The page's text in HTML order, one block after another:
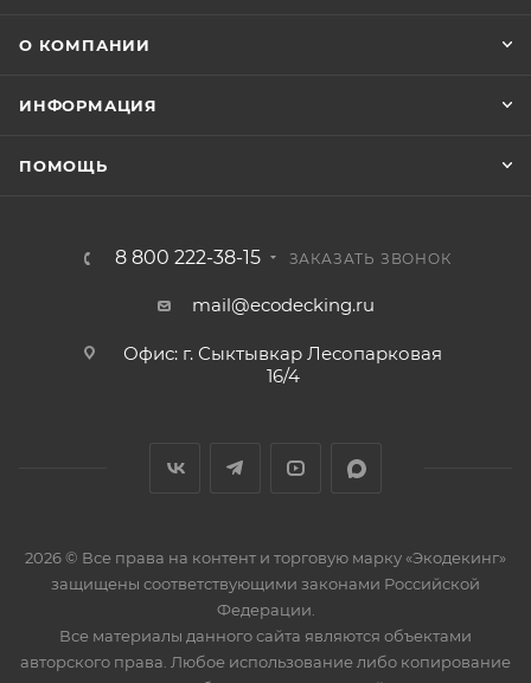
О КОМПАНИИ
ИНФОРМАЦИЯ
ПОМОЩЬ
8 800 222-38-15 ЗАКАЗАТЬ ЗВОНОК
mail@ecodecking.ru
Офис: г. Сыктывкар Лесопарковая
16/4
2026 © Все права на контент и торговую марку «Экодекинг»
защищены соответствующими законами Российской
Федерации.
Все материалы данного сайта являются объектами
авторского права. Любое использование либо копирование